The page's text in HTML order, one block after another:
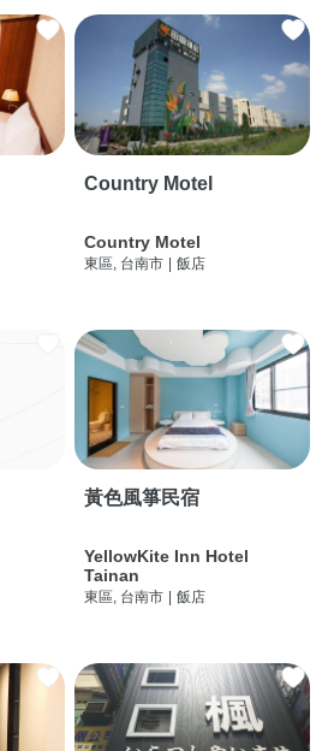
Country Motel
Country Motel
東區, 台南市 | 飯店
黃色風箏民宿
YellowKite Inn Hotel
Tainan
東區, 台南市 | 飯店